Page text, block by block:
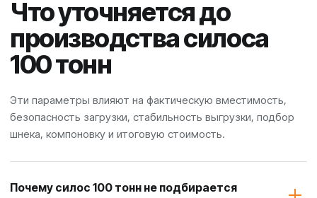
Что уточняется до
производства силоса
100 тонн
Эти параметры влияют на фактическую вместимость,
безопасность загрузки, стабильность выгрузки, подбор
шнека, компоновку и итоговую стоимость.
Почему силос 100 тонн не подбирается